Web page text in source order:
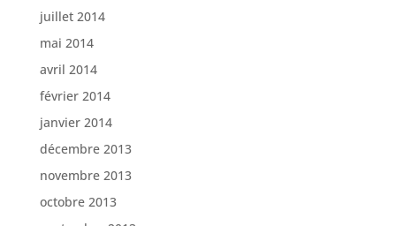
juillet 2014
mai 2014
avril 2014
février 2014
janvier 2014
décembre 2013
novembre 2013
octobre 2013